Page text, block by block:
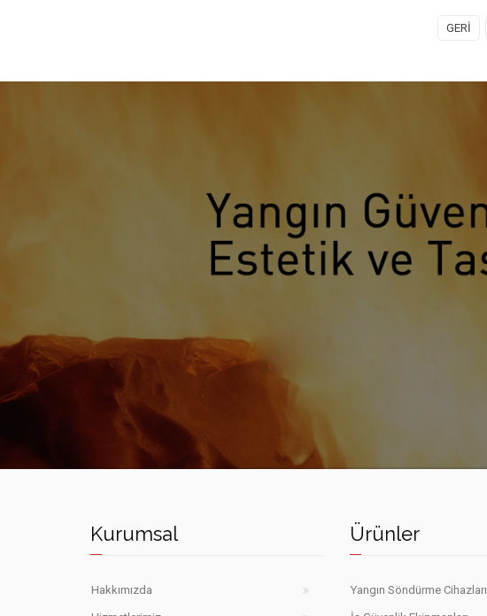
GERİ
HEDEF YANGIN SÖNDÜRME CIHAZLARI
Kurumsal
Hakkımızda
Ürünler
Yangın Söndürme Cihazları